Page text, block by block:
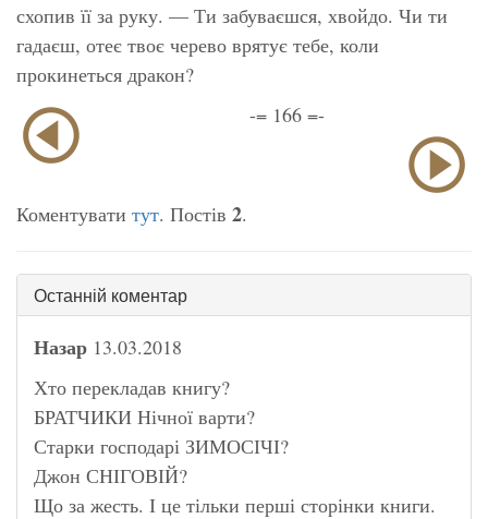
схопив її за руку. — Ти забуваєшся, хвойдо. Чи ти
гадаєш, отеє твоє черево врятує тебе, коли
прокинеться дракон?
-= 166 =-
Коментувати тут. Постів 2.
Останній коментар
Назар 13.03.2018
Хто перекладав книгу?
БРАТЧИКИ Нічної варти?
Старки господарі ЗИМОСІЧІ?
Джон СНІГОВІЙ?
Що за жесть. І це тільки перші сторінки книги.